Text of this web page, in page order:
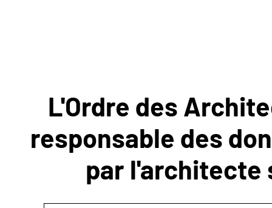
NOUS
CONTACTER
L'Ordre des
responsable des
par l'architecte